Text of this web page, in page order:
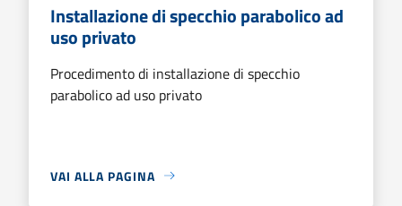
Installazione di specchio parabolico ad
uso privato
Procedimento di installazione di specchio
parabolico ad uso privato
VAI ALLA PAGINA